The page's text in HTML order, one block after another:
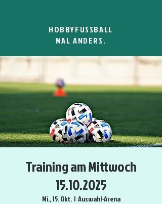
HOBBYFUSSBALL
MAL ANDERS.
Training am Mittwoch
15.10.2025
Mi., 15. Okt.
  |
Auswahl-Arena